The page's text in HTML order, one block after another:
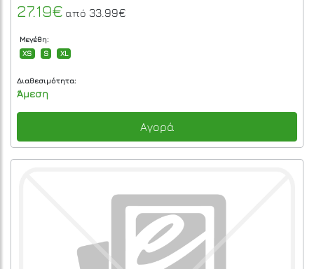
27.19€ από 33.99€
Μεγέθη:
XS
S XL
Διαθεσιμότητα:
Άμεση
Αγορά